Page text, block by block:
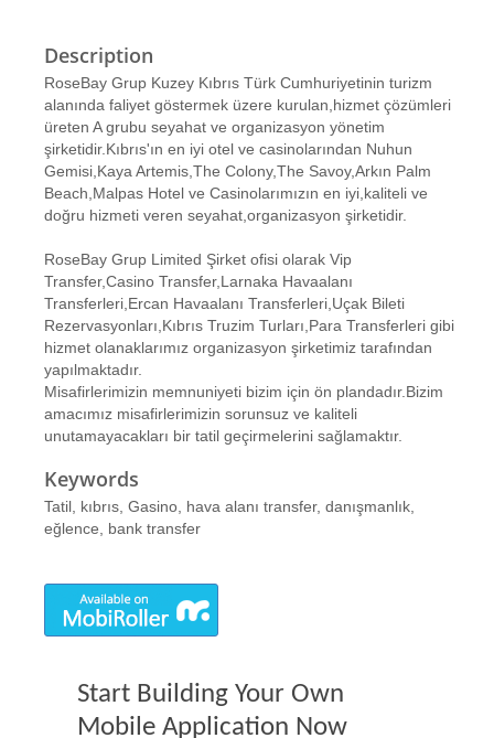
Description
RoseBay Grup Kuzey Kıbrıs Türk Cumhuriyetinin turizm
alanında faliyet göstermek üzere kurulan,hizmet çözümleri
üreten A grubu seyahat ve organizasyon yönetim
şirketidir.Kıbrıs'ın en iyi otel ve casinolarından Nuhun
Gemisi,Kaya Artemis,The Colony,The Savoy,Arkın Palm
Beach,Malpas Hotel ve Casinolarımızın en iyi,kaliteli ve
doğru hizmeti veren seyahat,organizasyon şirketidir.
RoseBay Grup Limited Şirket ofisi olarak Vip
Transfer,Casino Transfer,Larnaka Havaalanı
Transferleri,Ercan Havaalanı Transferleri,Uçak Bileti
Rezervasyonları,Kıbrıs Truzim Turları,Para Transferleri gibi
hizmet olanaklarımız organizasyon şirketimiz tarafından
yapılmaktadır.
Misafirlerimizin memnuniyeti bizim için ön plandadır.Bizim
amacımız misafirlerimizin sorunsuz ve kaliteli
unutamayacakları bir tatil geçirmelerini sağlamaktır.
Keywords
Tatil, kıbrıs, Gasino, hava alanı transfer, danışmanlık,
eğlence, bank transfer
Start Building Your Own
Mobile Application Now